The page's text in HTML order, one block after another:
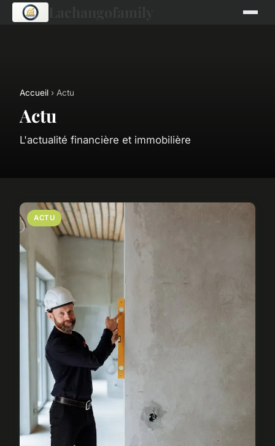
Accueil › Actu
Actu
L'actualité financière et immobilière
ACTU